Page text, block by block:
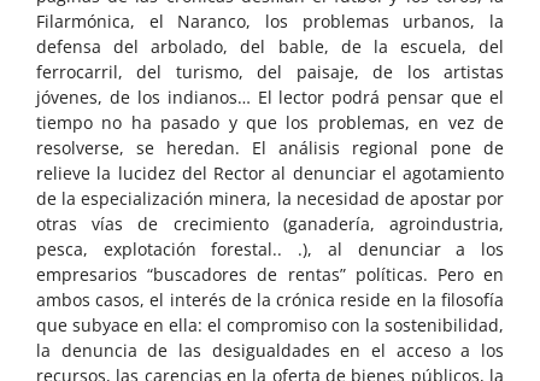
Filarmónica, el Naranco, los problemas urbanos, la
defensa del arbolado, del bable, de la escuela, del
ferrocarril, del turismo, del paisaje, de los artistas
jóvenes, de los indianos… El lector podrá pensar que el
tiempo no ha pasado y que los problemas, en vez de
resolverse, se heredan. El análisis regional pone de
relieve la lucidez del Rector al denunciar el agotamiento
de la especialización minera, la necesidad de apostar por
otras vías de crecimiento (ganadería, agroindustria,
pesca, explotación forestal.. .), al denunciar a los
empresarios “buscadores de rentas” políticas. Pero en
ambos casos, el interés de la crónica reside en la filosofía
que subyace en ella: el compromiso con la sostenibilidad,
la denuncia de las desigualdades en el acceso a los
recursos, las carencias en la oferta de bienes públicos, la